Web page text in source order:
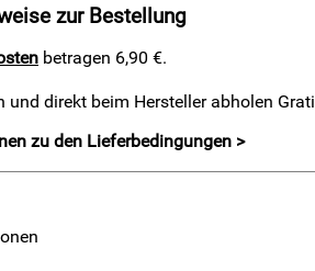
zur Bestellung
betragen 6,90 €.
und direkt beim Hersteller abholen
zu den Lieferbedingungen >